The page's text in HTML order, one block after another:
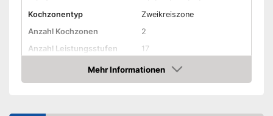
Kochzonentyp
Zweikreiszone
Anzahl Kochzonen
2
Anzahl Leistungsstufen
17
Mehr Informationen
Amazon